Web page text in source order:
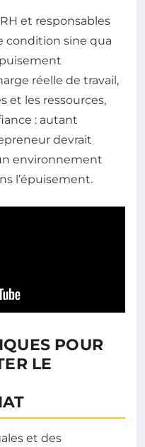
et responsables
condition sine qua
réelle de travail,
et les ressources,
: autant
devrait
environnement
l’épuisement.
POUR
LE
et des